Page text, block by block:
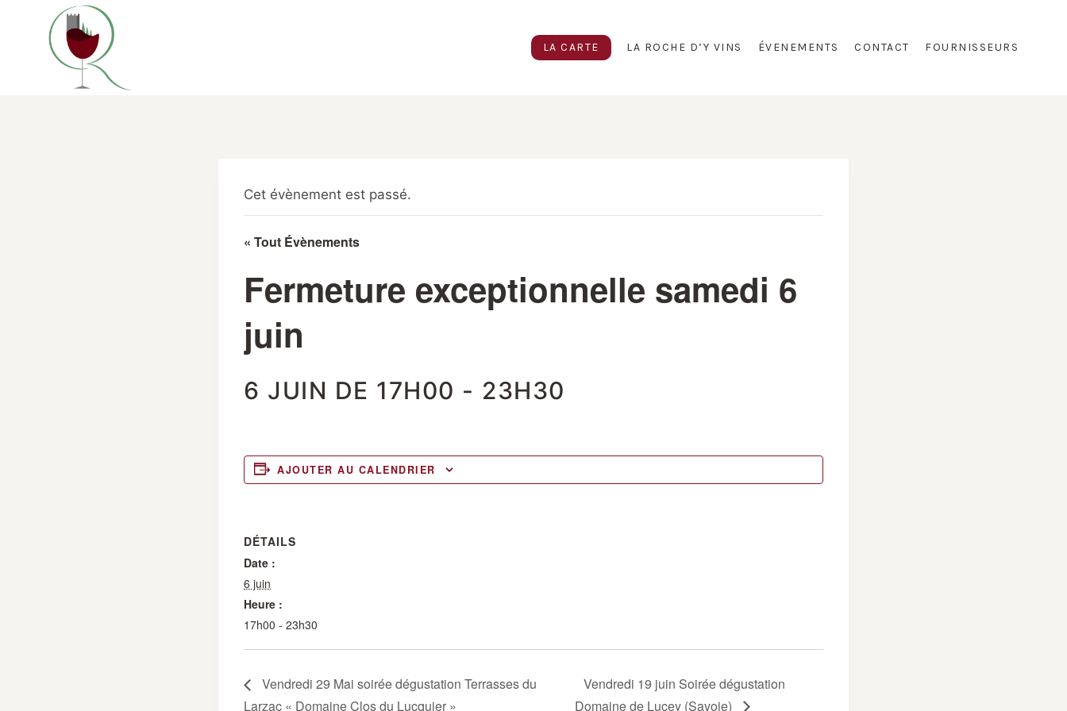
contenu
LA CARTE LA ROCHE D’Y VINS ÉVENEMENTS CONTACT FOURNISSEURS
Cet évènement est passé.
« Tout Évènements
Fermeture exceptionnelle samedi 6
juin
6 JUIN DE 17H00 - 23H30
AJOUTER AU CALENDRIER
DÉTAILS
Date :
6 juin
Heure :
17h00 - 23h30
Vendredi 29 Mai soirée dégustation Terrasses du
Larzac « Domaine Clos du Lucquier »
Vendredi 19 juin Soirée dégustation
Domaine de Lucey (Savoie)